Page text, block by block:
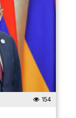
154